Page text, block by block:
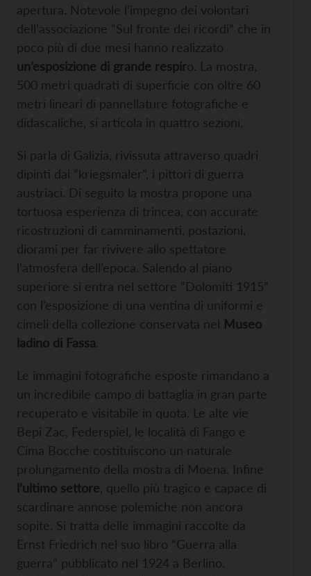
apertura. Notevole l’impegno dei volontari
dell’associazione “Sul fronte dei ricordi” che in
poco più di due mesi hanno realizzato
un’esposizione di grande respiro. La mostra,
500 metri quadrati di superficie con oltre 60
metri lineari di pannellature fotografiche e
didascaliche, si articola in quattro sezioni.
Si parla di Galizia, rivissuta attraverso quadri
dipinti dai “kriegsmaler”, i pittori di guerra
austriaci. Di seguito la mostra propone una
tortuosa esperienza di trincea, con accurate
ricostruzioni di camminamenti, postazioni,
diorami per far rivivere allo spettatore
l’atmosfera dell’epoca. Salendo al piano
superiore si entra nel settore “Dolomiti 1915”
con l’esposizione di una ventina di uniformi e
cimeli della collezione conservata nel Museo
ladino di Fassa.
Le immagini fotografiche esposte rimandano a
un incredibile campo di battaglia in gran parte
recuperato e visitabile in quota. Le alte vie
Bepi Zac, Federspiel, le località di Fango e
Cima Bocche costituiscono un naturale
prolungamento della mostra di Moena. Infine
l’ultimo settore , quello più tragico e capace di
scardinare annose polemiche non ancora
sopite. Si tratta delle immagini raccolte da
Ernst Friedrich nel suo libro “Guerra alla
guerra” pubblicato nel 1924 a Berlino.